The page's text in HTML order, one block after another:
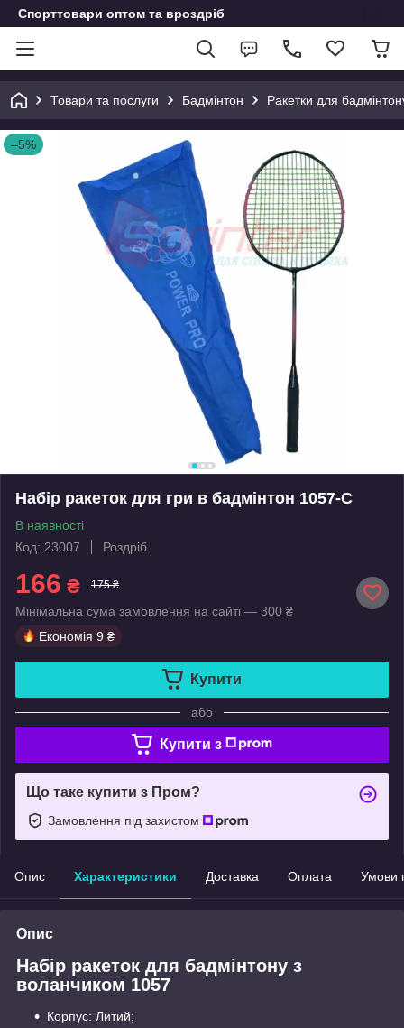
Спорттовари оптом та вроздріб
Товари та послуги Бадмінтон Ракетки для
–5%
Набір ракеток для гри в бадмінтон 1057-С
В наявності
Код: 23007
Роздріб
166 ₴ 175 ₴
Мінімальна сума замовлення на сайті — 300 ₴
Економія 9 ₴
Купити
або
Купити з
Що таке купити з Пром?
Замовлення під захистом
Опис Характеристики Доставка Оплата Умови
Опис
Набір ракеток для бадмінтону з
воланчиком 1057
Корпус: Литий;